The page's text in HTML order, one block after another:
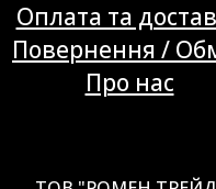
Оплата та
Повернення /
Про нас